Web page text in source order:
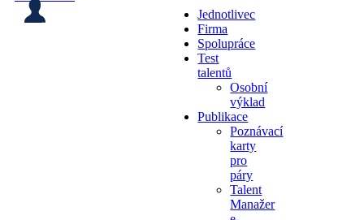
Jednotlivec
Firma
Spolupráce
Test
talentů
Osobní
výklad
Publikace
Poznávací
karty
pro
páry
Talent
Manažer